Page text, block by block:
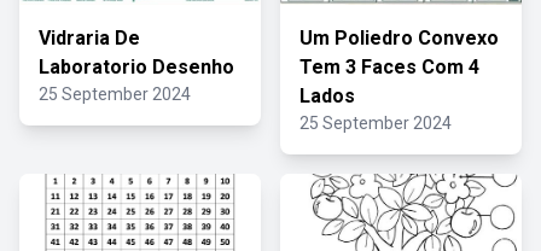
Vidraria De
Laboratorio Desenho
25 September 2024
Um Poliedro Convexo
Tem 3 Faces Com 4
Lados
25 September 2024